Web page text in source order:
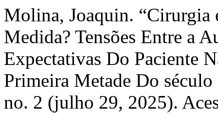
Molina, Joaquin. “Cirurgia
Medida? Tensões Entre a
Expectativas Do Paciente
Primeira Metade Do
no. 2 (julho 29, 2025).